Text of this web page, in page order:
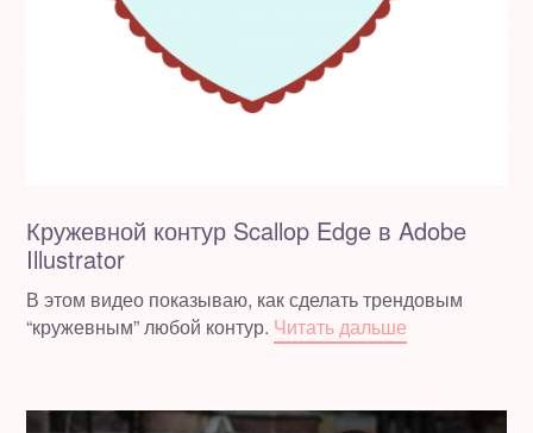
Кружевной контур Scallop Edge в Adobe
Illustrator
В этом видео показываю, как сделать трендовым
“кружевным” любой контур. Читать дальше